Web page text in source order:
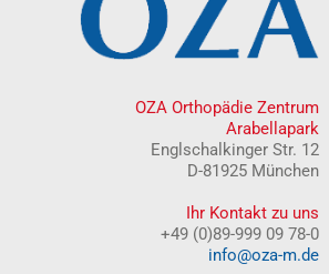
OZA Orthopädie Zentrum
Arabellapark
Englschalkinger Str. 12
D-81925 München
Ihr Kontakt zu uns
+49 (0)89-999 09 78-0
info@oza-m.de